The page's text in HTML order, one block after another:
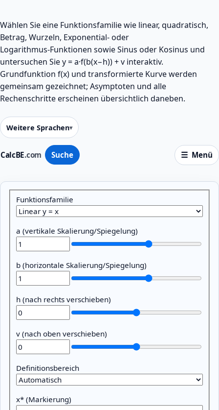
CalcBE.com Suche Menü
Wählen Sie eine Funktionsfamilie wie linear, quadratisch,
Betrag, Wurzeln, Exponential‑ oder
Logarithmus‑Funktionen sowie Sinus oder Kosinus und
untersuchen Sie y = a·f(b(x−h)) + v interaktiv.
Grundfunktion f(x) und transformierte Kurve werden
gemeinsam gezeichnet; Asymptoten und alle
Rechenschritte erscheinen übersichtlich daneben.
Weitere Sprachen
Parameter
Funktionsfamilie
a (vertikale Skalierung/Spiegelung)
b (horizontale Skalierung/Spiegelung)
h (nach rechts verschieben)
v (nach oben verschieben)
Definitionsbereich
x* (Markierung)